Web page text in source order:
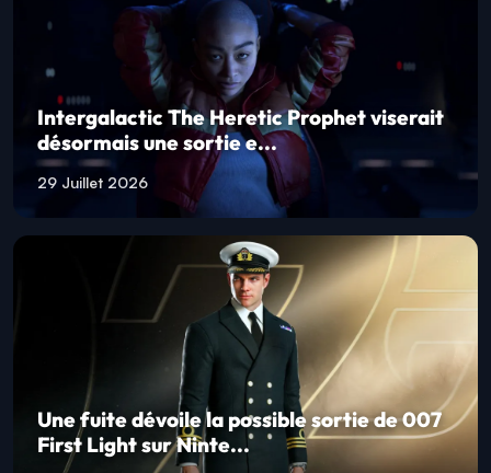
Intergalactic The Heretic Prophet viserait
désormais une sortie e...
29 Juillet 2026
Une fuite dévoile la possible sortie de 007
First Light sur Ninte...